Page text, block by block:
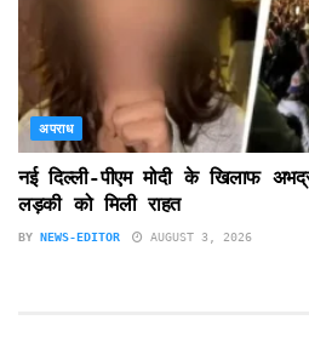
अपराध
नई दिल्ली-पीएम मोदी के खिलाफ
लड़की को मिली राहत
BY NEWS-EDITOR AUGUST 3, 2026